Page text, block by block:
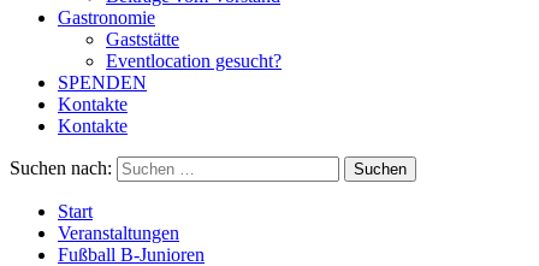
Gastronomie
Gaststätte
Eventlocation gesucht?
SPENDEN
Kontakte
Kontakte
Suchen nach:
Start
Veranstaltungen
Fußball B-Junioren